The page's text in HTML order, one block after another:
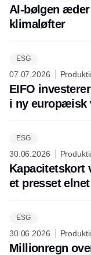
AI-bølgen
klimaløfter
ESG
07.07.2026
EIFO
i ny europæisk
ESG
30.06.2026
Kapacitetskort
et presset elnet
ESG
30.06.2026
Millionregn